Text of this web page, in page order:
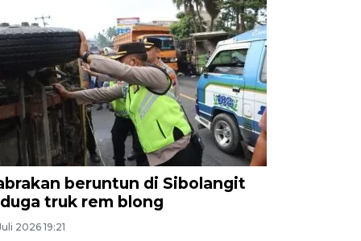
beruntun di Sibolangit
truk rem blong
2026 19:21